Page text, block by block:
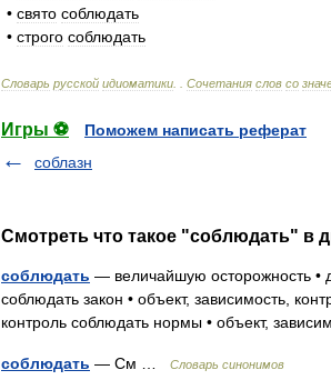
• свято соблюдать
• строго соблюдать
Словарь русской идиоматики Сочетания слов со
Игры ⚽
Поможем написать реферат
соблазн
Смотреть что такое "соблюдать" в
соблюдать — величайшую осторожность •
соблюдать закон • объект, зависимость,
контроль соблюдать нормы • объект,
соблюдать — См … Словарь синонимов